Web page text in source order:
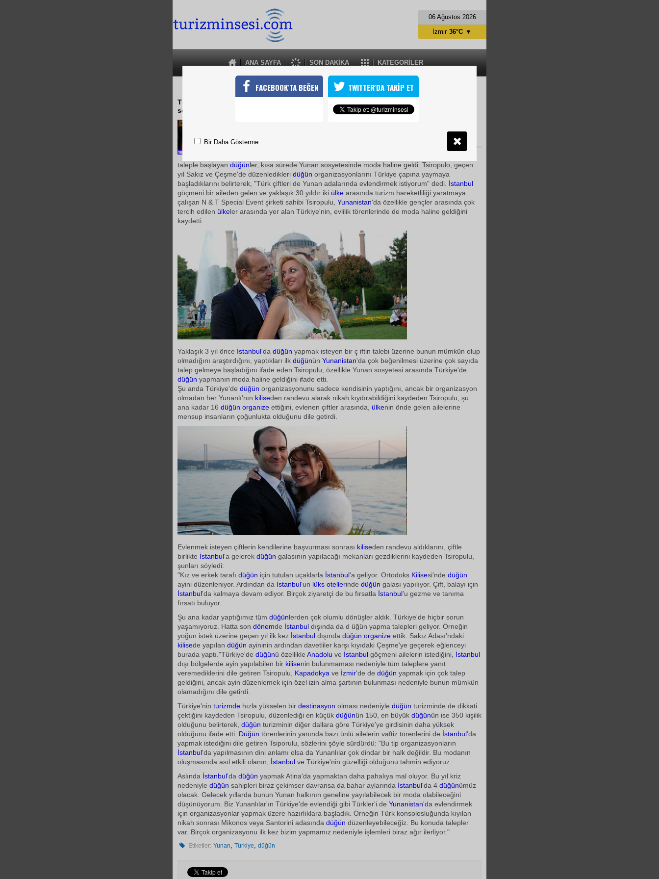
06 Ağustos 2026
ANA SAYFA SON DAKİKA KATEGORİLER
İzmir 36°C ▼
YUNAN TÜRKİYEDE DÜĞÜN YAPIYOR
Türkiye'de düğün, Yunanistan'da evlenmek isteyen çiftler için pahalı olsa da, en hoş
seçenekler arasına girdi
taleple başlayan düğünler, kısa sürede Yunan sosyetesinde moda haline geldi. Tsiropulo, geçen
yıl Sakız ve Çeşme'de düzenledikleri düğün organizasyonlarını Türkiye çapına yaymaya
başladıklarını belirterek, "Türk çiftleri de Yunan adalarında evlendirmek istiyorum" dedi. İstanbul
göçmeni bir aileden gelen ve yaklaşık 30 yıldır iki ülke arasında turizm hareketliliği yaratmaya
çalışan N & T Special Event şirketi sahibi Tsiropulu, Yunanistan'da özellikle gençler arasında çok
tercih edilen ülkeler arasında yer alan Türkiye'nin, evlilik törenlerinde de moda haline geldiğini
kaydetti.
Yaklaşık 3 yıl önce İstanbul'da düğün yapmak isteyen bir ç iftin talebi üzerine bunun mümkün olup
olmadığını araştırdığını, yaptıkları ilk düğünün Yunanistan'da çok beğenilmesi üzerine çok sayıda
talep gelmeye başladığını ifade eden Tsiropulu, özellikle Yunan sosyetesi arasında Türkiye'de
düğün yapmanın moda haline geldiğini ifade etti.
Şu anda Türkiye'de düğün organizasyonunu sadece kendisinin yaptığını, ancak bir organizasyon
olmadan her Yunanlı'nın kiliseden randevu alarak nikah kıydırabildiğini kaydeden Tsiropulu, şu
ana kadar 16 düğün organize ettiğini, evlenen çiftler arasında, ülkenin önde gelen ailelerine
mensup insanların çoğunlukta olduğunu dile getirdi.
Evlenmek isteyen çiftlerin kendilerine başvurması sonrası kiliseden randevu aldıklarını, çiftle
birlikte İstanbul'a gelerek düğün galasının yapılacağı mekanları gezdiklerini kaydeden Tsiropulu,
şunları söyledi:
"Kız ve erkek tarafı düğün için tutulan uçaklarla İstanbul'a geliyor. Ortodoks Kilisesi'nde düğün
ayini düzenleniyor. Ardından da İstanbul'un lüks otellerinde düğün galası yapılıyor. Çift, balayı için
İstanbul'da kalmaya devam ediyor. Birçok ziyaretçi de bu fırsatla İstanbul'u gezme ve tanıma
fırsatı buluyor.
Şu ana kadar yaptığımız tüm düğünlerden çok olumlu dönüşler aldık. Türkiye'de hiçbir sorun
yaşamıyoruz. Hatta son dönemde İstanbul dışında da d üğün yapma talepleri geliyor. Örneğin
yoğun istek üzerine geçen yıl ilk kez İstanbul dışında düğün organize ettik. Sakız Adası'ndaki
kilisede yapılan düğün ayininin ardından davetliler karşı kıyıdaki Çeşme'ye geçerek eğlenceyi
burada yaptı."Türkiye'de düğünü özellikle Anadolu ve İstanbul göçmeni ailelerin istediğini, İstanbul
dışı bölgelerde ayin yapılabilen bir kilisenin bulunmaması nedeniyle tüm taleplere yanıt
veremediklerini dile getiren Tsiropulu, Kapadokya ve İzmir'de de düğün yapmak için çok talep
geldiğini, ancak ayin düzenlemek için özel izin alma şartının bulunması nedeniyle bunun mümkün
olamadığını dile getirdi.
Türkiye'nin turizmde hızla yükselen bir destinasyon olması nedeniyle düğün turizminde de dikkati
çektiğini kaydeden Tsiropulu, düzenlediği en küçük düğünün 150, en büyük düğünün ise 350 kişilik
olduğunu belirterek, düğün turizminin diğer dallara göre Türkiye'ye girdisinin daha yüksek
olduğunu ifade etti. Düğün törenlerinin yanında bazı ünlü ailelerin vaftiz törenlerini de İstanbul'da
yapmak istediğini dile getiren Tsiporulu, sözlerini şöyle sürdürdü: "Bu tip organizasyonların
İstanbul'da yapılmasının dini anlamı olsa da Yunanlılar çok dindar bir halk değildir. Bu modanın
oluşmasında asıl etkili olanın, İstanbul ve Türkiye'nin güzelliği olduğunu tahmin ediyoruz.
Aslında İstanbul'da düğün yapmak Atina'da yapmaktan daha pahalıya mal oluyor. Bu yıl kriz
nedeniyle düğün sahipleri biraz çekimser davransa da bahar aylarında İstanbul'da 4 düğünümüz
olacak. Gelecek yıllarda bunun Yunan halkının geneline yayılabilecek bir moda olabileceğini
düşünüyorum. Biz Yunanlılar'ın Türkiye'de evlendiği gibi Türkler'i de Yunanistan'da evlendirmek
için organizasyonlar yapmak üzere hazırlıklara başladık. Örneğin Türk konsolosluğunda kıyılan
nikah sonrası Mikonos veya Santorini adasında düğün düzenleyebileceğiz. Bu konuda talepler
var. Birçok organizasyonu ilk kez bizim yapmamız nedeniyle işlemleri biraz ağır ilerliyor."
Etiketler: Yunan,Türkiye,düğün
FACEBOOK'TA BEĞEN TWITTER'DA TAKİP ET
Bir Daha Gösterme